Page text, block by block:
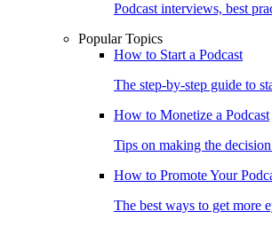
Podcast interviews, best
Popular Topics
How to Start a Podcast
The step-by-step guide to
How to Monetize a Podcast
Tips on making the
How to Promote Your
The best ways to get more